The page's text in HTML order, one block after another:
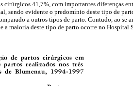
cirúrgicos 41,7%, com importantes diferenças
sendo evidente o predomínio deste tipo de
a outros tipos de parto. Contudo, ao se
maioria deste tipo de parto ocorre no Hospital